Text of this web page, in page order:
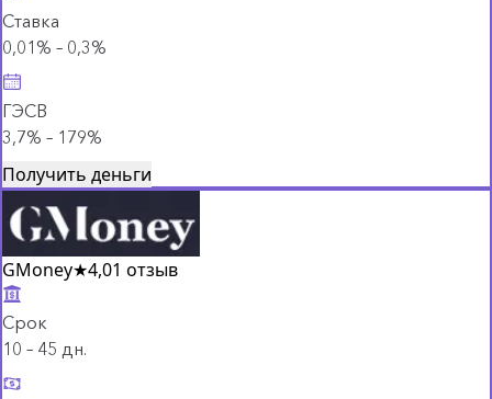
Ставка
0,01% – 0,3%
ГЭСВ
3,7% – 179%
Получить деньги
GMoney★4,01 отзыв
Срок
10 – 45 дн.